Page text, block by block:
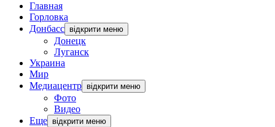
Главная
Горловка
Донбасс відкрити меню
Донецк
Луганск
Украина
Мир
Медиацентр відкрити меню
Фото
Видео
Еще відкрити меню